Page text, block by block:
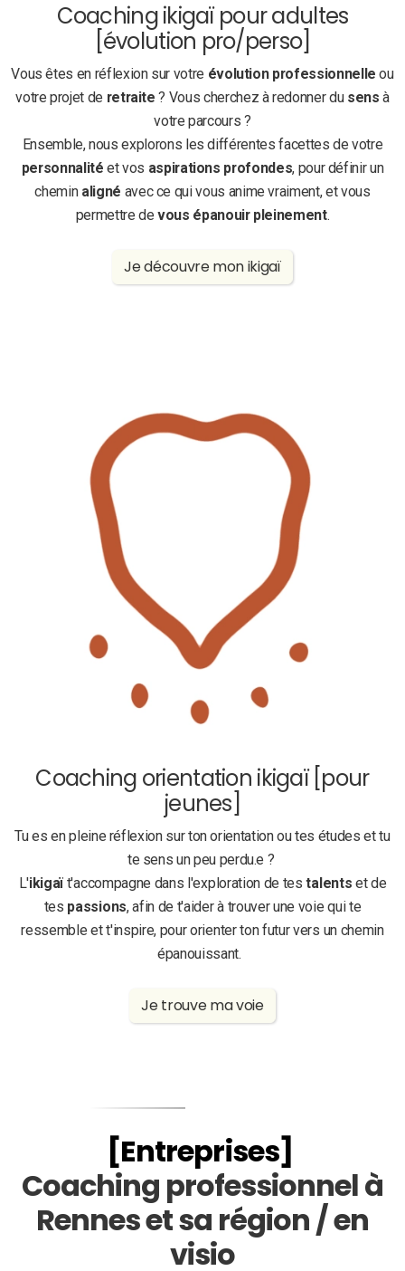
Coaching ikigaï pour adultes
[évolution pro/perso]
Vous êtes en réflexion sur votre évolution professionnelle ou
votre projet de retraite ? Vous cherchez à redonner du sens à
votre parcours ?
Ensemble, nous explorons les différentes facettes de votre
personnalité et vos aspirations profondes, pour définir un
chemin aligné avec ce qui vous anime vraiment, et vous
permettre devous épanouir pleinement.
Je découvre mon ikigaï
Coaching orientation ikigaï [pour
jeunes]
Tu es en pleine réflexion sur ton orientation ou tes études et tu
te sens un peu perdu.e ?
L'ikigaï t'accompagne dans l'exploration de testalents et de
tes passions, afin de t'aider à trouver une voie qui te
ressemble et t'inspire, pour orienter ton futur vers un chemin
épanouissant.
Je trouve ma voie
[Entreprises]
Coaching professionnel à
Rennes et sa région / en
visio